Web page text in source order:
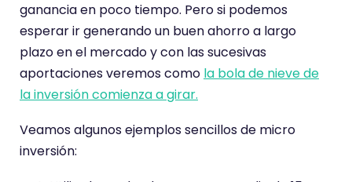
ganancia en poco tiempo. Pero si podemos
esperar ir generando un buen ahorro a largo
plazo en el mercado y con las sucesivas
aportaciones veremos como la bola de nieve de
la inversión comienza a girar.
Veamos algunos ejemplos sencillos de micro
inversión: